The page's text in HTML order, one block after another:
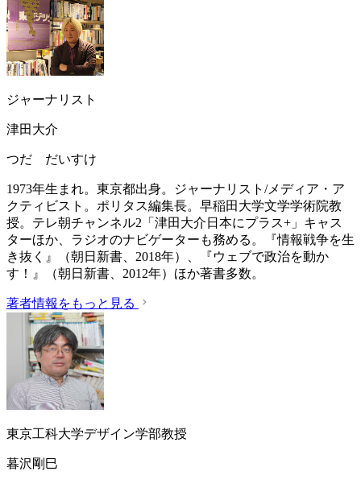
ジャーナリスト
津田大介
つだ だいすけ
1973年生まれ。東京都出身。ジャーナリスト/メディア・ア
クティビスト。ポリタス編集長。早稲田大学文学学術院教
授。テレ朝チャンネル2「津田大介日本にプラス+」キャス
ターほか、ラジオのナビゲーターも務める。『情報戦争を生
き抜く』（朝日新書、2018年）、『ウェブで政治を動か
す！』（朝日新書、2012年）ほか著書多数。
著者情報をもっと見る
東京工科大学デザイン学部教授
暮沢剛巳